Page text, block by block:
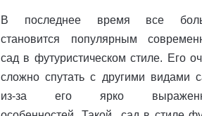
В последнее время все
становится популярным
сад в футуристическом стиле. Его
сложно спутать с другими видами
из-за его ярко